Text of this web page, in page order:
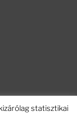
statisztikai